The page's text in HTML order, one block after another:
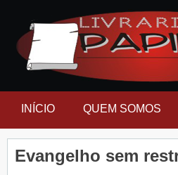
INÍCIO QUEM SOMOS
Evangelho sem